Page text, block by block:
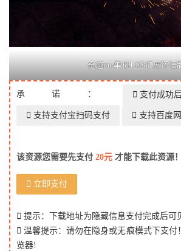
奇迹mu单机1.0D扩展怀旧
承诺： 支付成功
支持支付宝扫码支付 支持百度
该资源您需要先支付 20元 才能下载此资源！
立即支付
提示：下载地址为隐藏信息支付完成后可
温馨提示：请勿在隐身或无痕模式下支付
览器!